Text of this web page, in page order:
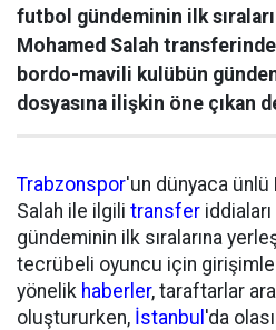
futbol gündeminin ilk
Mohamed Salah
bordo-mavili kulübün
dosyasına ilişkin öne çıkan
Trabzonspor'un dünyaca ünlü
Salah ile ilgili transfer
gündeminin ilk sıralarına
tecrübeli oyuncu için
yönelik haberler, taraftarlar
oluştururken, İstanbul 'da